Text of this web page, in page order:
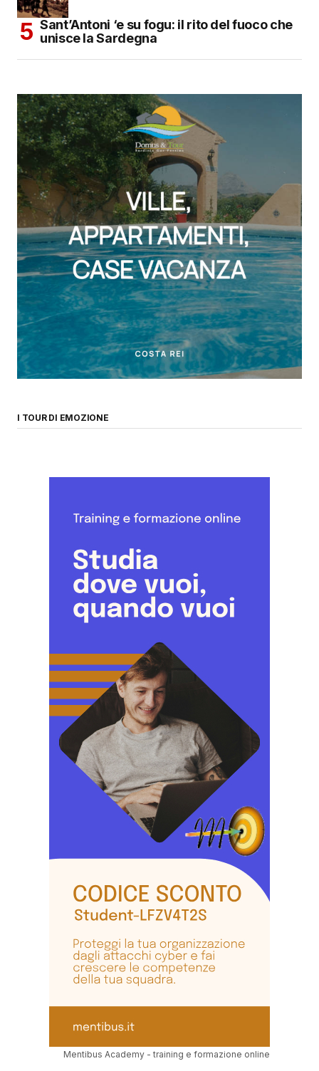
Sant’Antoni ‘e su fogu: il rito del fuoco che
unisce la Sardegna
I TOUR DI EMOZIONE
Mentibus Academy - training e formazione online